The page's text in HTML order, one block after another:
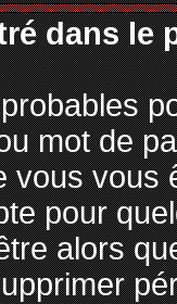
dans le
mot de
vous vous
pour
alors